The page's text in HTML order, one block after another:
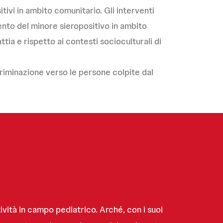
in ambito comunitario. Gli interventi
del minore sieropositivo in ambito
e rispetto ai contesti socioculturali di
verso le persone colpite dal
in campo pediatrico. Arché, con i suoi